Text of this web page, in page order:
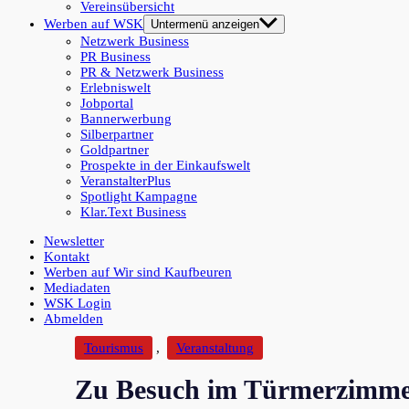
Vereinsübersicht
Werben auf WSK
Untermenü anzeigen
Netzwerk Business
PR Business
PR & Netzwerk Business
Erlebniswelt
Jobportal
Bannerwerbung
Silberpartner
Goldpartner
Prospekte in der Einkaufswelt
VeranstalterPlus
Spotlight Kampagne
Klar.Text Business
Newsletter
Kontakt
Werben auf Wir sind Kaufbeuren
Mediadaten
WSK Login
Abmelden
Tourismus
, Veranstaltung
Zu Besuch im